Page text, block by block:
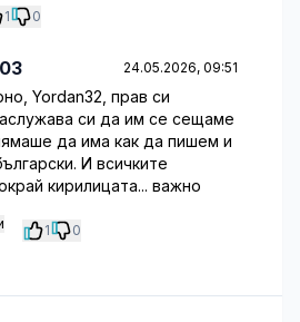
1 0
24.05.2026, 09:51
Yordan32, прав си
си да им се сещаме
да има как да пишем и
И всичките
кирилицата... важно
1 0